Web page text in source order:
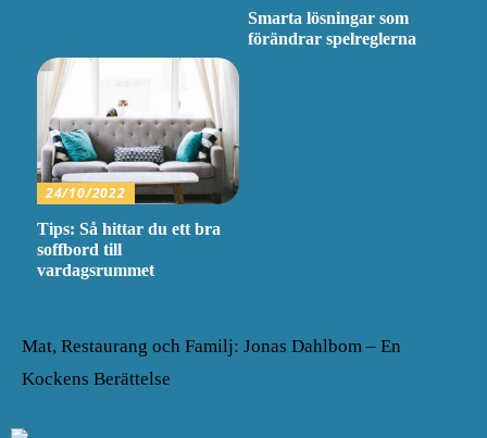
Smarta lösningar som
förändrar spelreglerna
24/10/2022
Tips: Så hittar du ett bra
soffbord till
vardagsrummet
Mat, Restaurang och Familj: Jonas Dahlbom – En
Kockens Berättelse